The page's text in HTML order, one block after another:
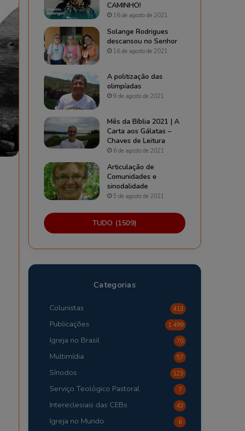
CAMINHO!
16 de agosto de 2021
Solange Rodrigues
descansou no Senhor
16 de agosto de 2021
A politização das
olimpíadas
9 de agosto de 2021
Mês da Bíblia 2021 | A
Carta aos Gálatas –
Chaves de Leitura
6 de agosto de 2021
Articulação de
Comunidades e
sinodalidade
5 de agosto de 2021
TUDO (1509)
Categorias
Colunistas 413
Publicações 1.499
Igreja no Brasil 70
Multimídia 57
Sínodos 123
Serviço Teológico Pastoral 7
Intereclesiais das CEBs 43
Igreja no Mundo 6